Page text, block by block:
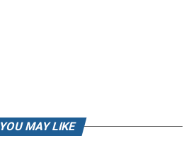
YOU MAY LIKE